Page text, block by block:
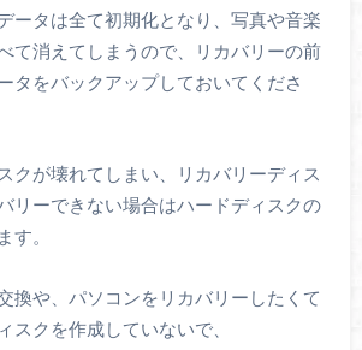
ータは全て初期化となり、写真や音楽
て消えてしまうので、リカバリーの前
タをバックアップしておいてくださ
クが壊れてしまい、リカバリーディス
リーできない場合はハードディスクの
す。
換や、パソコンをリカバリーしたくて
スクを作成していないで、